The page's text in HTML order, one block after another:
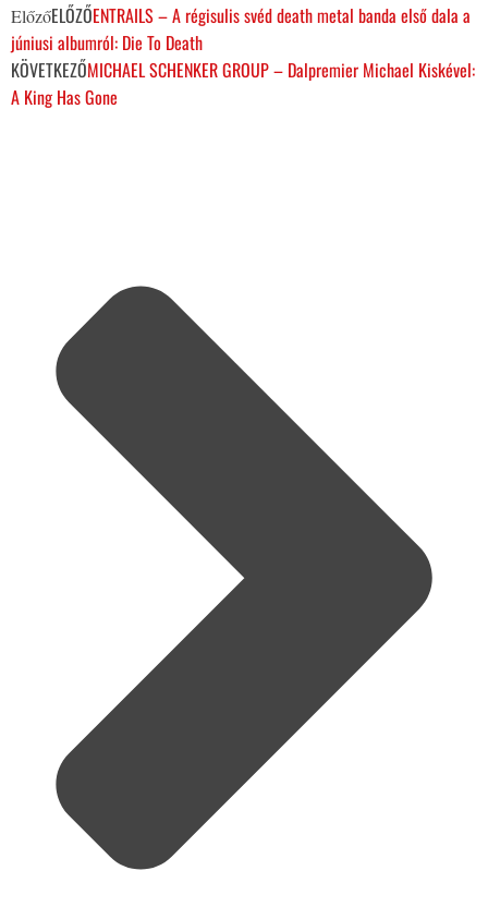
ElőzőELŐZŐENTRAILS – A régisulis svéd death metal banda első dala a
júniusi albumról: Die To Death
KÖVETKEZŐMICHAEL SCHENKER GROUP – Dalpremier Michael Kiskével:
A King Has Gone